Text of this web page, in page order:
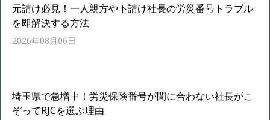
元請け必見！一人親方や下請け社長の労災番号トラブル
を即解決する方法
2026年08月06日
埼玉県で急増中！労災保険番号が間に合わない社長がこ
ぞってRJCを選ぶ理由